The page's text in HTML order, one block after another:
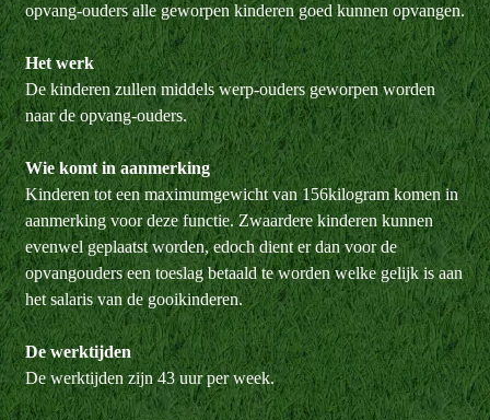
opvang-ouders alle geworpen kinderen goed kunnen opvangen.
Het werk
De kinderen zullen middels werp-ouders geworpen worden
naar de opvang-ouders.
Wie komt in aanmerking
Kinderen tot een maximumgewicht van 156kilogram komen in
aanmerking voor deze functie. Zwaardere kinderen kunnen
evenwel geplaatst worden, edoch dient er dan voor de
opvangouders een toeslag betaald te worden welke gelijk is aan
het salaris van de gooikinderen.
De werktijden
De werktijden zijn 43 uur per week.